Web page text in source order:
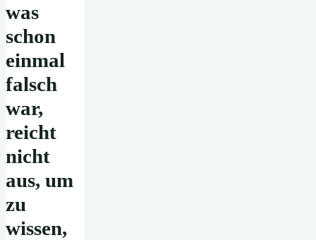
was
schon
einmal
falsch
war,
reicht
nicht
aus, um
zu
wissen,